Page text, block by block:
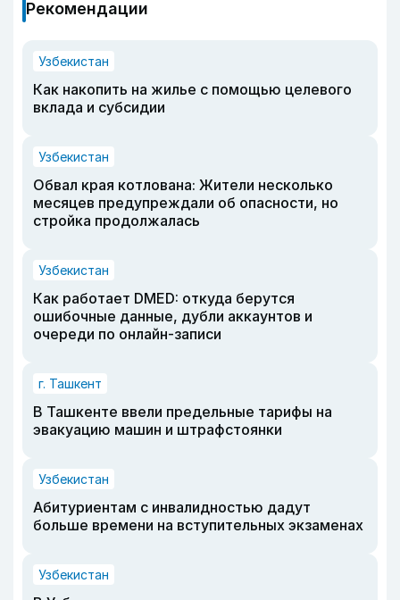
Рекомендации
Узбекистан
Как накопить на жилье с помощью целевого
вклада и субсидии
Узбекистан
Обвал края котлована: Жители несколько
месяцев предупреждали об опасности, но
стройка продолжалась
Узбекистан
Как работает DMED: откуда берутся
ошибочные данные, дубли аккаунтов и
очереди по онлайн-записи
г. Ташкент
В Ташкенте ввели предельные тарифы на
эвакуацию машин и штрафстоянки
Узбекистан
Абитуриентам с инвалидностью дадут
больше времени на вступительных экзаменах
Узбекистан